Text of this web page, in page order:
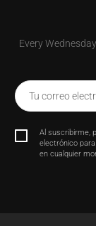
Every
Tu correo
Al suscribirme,
electrónico
en cualquier